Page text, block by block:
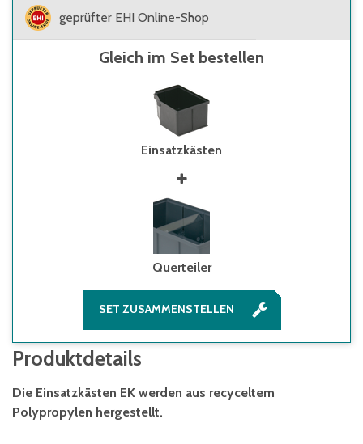
geprüfter EHI Online-Shop
Gleich im Set bestellen
Einsatzkästen
Querteiler
SET ZUSAMMENSTELLEN
Produktdetails
Die Einsatzkästen EK werden aus recyceltem
Polypropylen hergestellt.